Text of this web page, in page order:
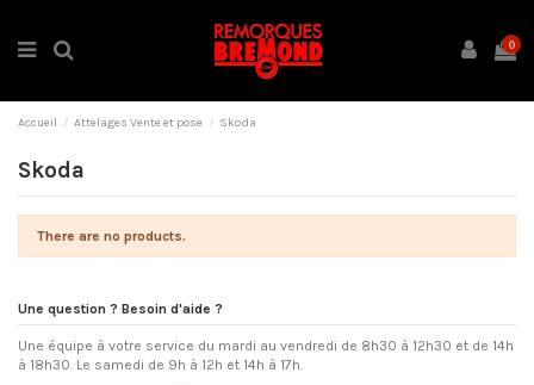
0
Accueil Attelages Vente et pose Skoda
Skoda
There are no products.
Une question ? Besoin d'aide ?
Une équipe à votre service du mardi au vendredi de 8h30 à 12h30 et de 14h
à 18h30. Le samedi de 9h à 12h et 14h à 17h.